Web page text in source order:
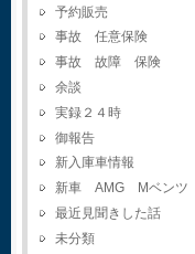
予約販売
事故 任意保険
事故 故障 保険
余談
実録２４時
御報告
新入庫車情報
新車 AMG Mベンツ
最近見聞きした話
未分類